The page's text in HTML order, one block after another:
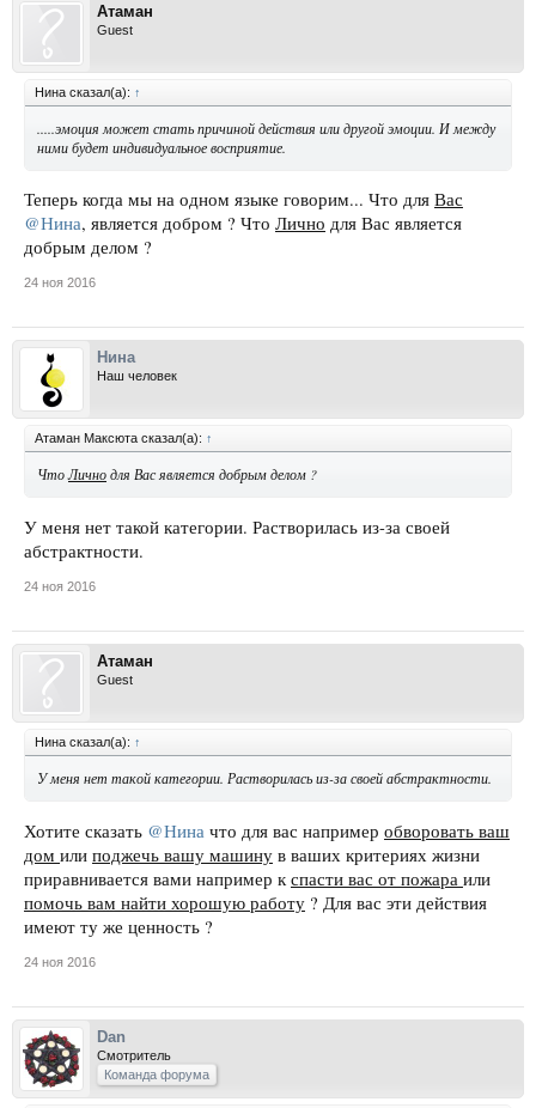
Атаман
Guest
Нина сказал(а): ↑
.....эмоция может стать причиной действия или другой эмоции. И между
ними будет индивидуальное восприятие.
Теперь когда мы на одном языке говорим... Что для Вас
@Нина, является добром ? Что Лично для Вас является
добрым делом ?
24 ноя 2016
Нина
Наш человек
Атаман Максюта сказал(а): ↑
ЧтоЛичнодля Вас является добрым делом ?
У меня нет такой категории. Растворилась из-за своей
абстрактности.
24 ноя 2016
Атаман
Guest
Нина сказал(а): ↑
У меня нет такой категории. Растворилась из-за своей абстрактности.
Хотите сказать @Нина что для вас например обворовать ваш
дом или поджечь вашу машину в ваших критериях жизни
приравнивается вами например к спасти вас от пожара или
помочь вам найти хорошую работу ? Для вас эти действия
имеют ту же ценность ?
24 ноя 2016
Dan
Смотритель
Команда форума